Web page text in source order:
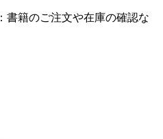
書籍のご注文や在庫の確認な